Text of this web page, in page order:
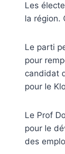
Les
la région.
Le parti
pour
candidat
pour le
Le Prof
pour le
des